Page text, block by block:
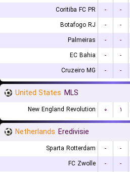
Coritiba FC PR
- -
Botafogo RJ
- -
Palmeiras
- -
EC Bahia
- -
Cruzeiro MG
- -
United States MLS
New England Revolution ۰ ۱
Netherlands Eredivisie
Sparta Rotterdam - -
FC Zwolle
- -